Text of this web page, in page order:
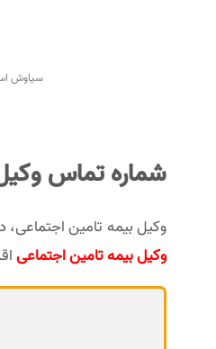
سیاوش
شماره تماس
وکیل بیمه تامین
وکیل بیمه تامین اجتماعی